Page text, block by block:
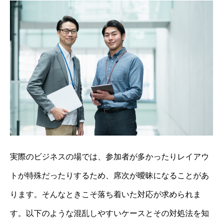
実際のビジネスの場では、参加者が多かったりレイアウ
トが特殊だったりするため、席次が曖昧になることがあ
ります。そんなときこそ落ち着いた対応が求められま
す。以下のような混乱しやすいケースとその対処法を知